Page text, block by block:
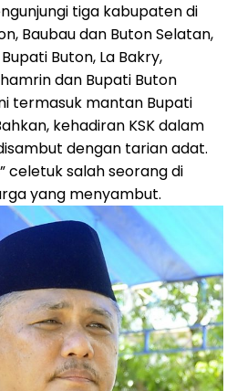
tiga kabupaten di
Baubau dan Buton Selatan,
Buton, La Bakry,
dan Bupati Buton
termasuk mantan Bupati
kehadiran KSK dalam
dengan tarian adat.
celetuk salah seorang di
yang menyambut.